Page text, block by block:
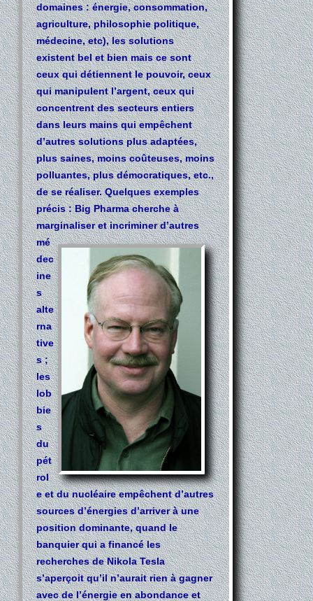
domaines : énergie, consommation,
agriculture, philosophie politique,
médecine, etc), les solutions
existent bel et bien mais ce sont
ceux qui détiennent le pouvoir, ceux
qui manipulent l’argent, ceux qui
concentrent des secteurs entiers
dans leurs mains qui empêchent
d’autres solutions plus adaptées,
plus saines, moins coûteuses, moins
polluantes, plus démocratiques, etc.,
de se réaliser. Quelques exemples
précis : Big Pharma cherche à
marginaliseret incriminer d’autres
mé
dec
ine
s
alte
rna
tive
s ;
les
lob
bie
s
du
pét
rol
e et du nucléaire empêchent d’autres
sources d’énergies d’arriver à une
position dominante, quand le
banquier qui a financé les
recherches de Nikola Tesla
s’aperçoit qu’il n’aurait rien à gagner
avec de l’énergie en abondance et